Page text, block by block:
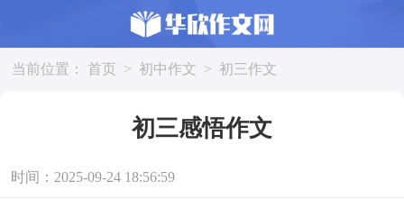
当前位置： 首页 > 初中作文 > 初三作文
初三感悟作文
时间：2025-09-24 18:56:59